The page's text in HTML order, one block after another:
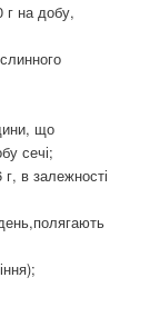
г на добу,
що
сечі;
в залежності